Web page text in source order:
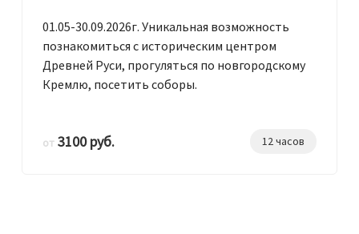
01.05-30.09.2026г. Уникальная возможность
познакомиться с историческим центром
Древней Руси, прогуляться по новгородскому
Кремлю, посетить соборы.
от 3100 руб. 12 часов